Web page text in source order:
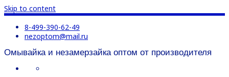
Skip to content
8-499-390-62-49
nezoptom@mail.ru
Омывайка и незамерзайка оптом от производителя